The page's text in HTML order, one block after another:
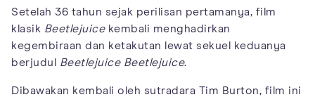
Setelah 36 tahun sejak perilisan pertamanya, film
klasik Beetlejuicekembali menghadirkan
kegembiraan dan ketakutan lewat sekuel keduanya
berjudul Beetlejuice Beetlejuice.
Dibawakan kembali oleh sutradara Tim Burton, film ini